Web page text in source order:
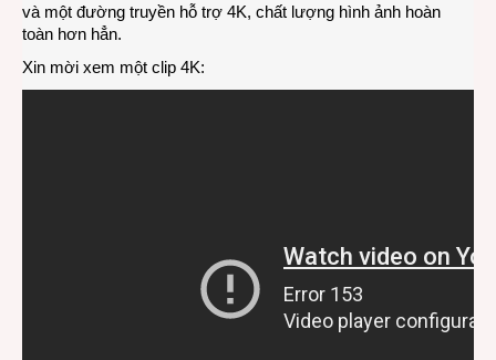
và một đường truyền hỗ trợ 4K, chất lượng hình ảnh hoàn
toàn hơn hẳn.
Xin mời xem một clip 4K: